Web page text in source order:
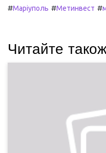
#Маріуполь #Метинвест #
Читайте